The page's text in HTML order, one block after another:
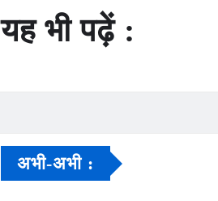
यह भी पढ़ें :
अभी-अभी :